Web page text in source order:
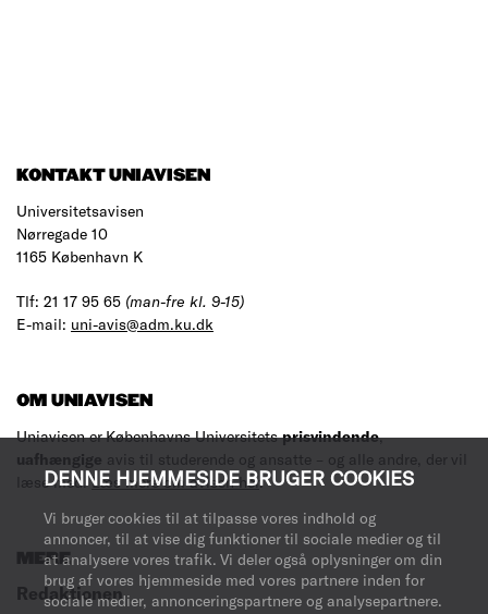
DENNE HJEMMESIDE BRUGER COOKIES
Vi bruger cookies til at tilpasse vores indhold og
annoncer, til at vise dig funktioner til sociale medier og til
at analysere vores trafik. Vi deler også oplysninger om din
brug af vores hjemmeside med vores partnere inden for
sociale medier, annonceringspartnere og analysepartnere.
KONTAKT UNIAVISEN
Universitetsavisen
Nørregade 10
1165 København K
Tlf: 21 17 95 65 (man-fre kl. 9-15)
E-mail: uni-avis@adm.ku.dk
OM UNIAVISEN
Uniavisen er Københavns Universitetsprisvindende,
uafhængige avis til studerende og ansatte – og alle andre, der vil
læse med.Læs mere om avisen her.
MERE
Redaktionen